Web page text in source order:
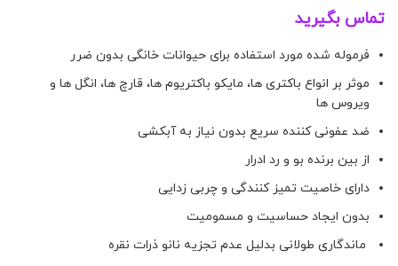
تماس بگیرید
فرموله شده مورد استفاده برای حیوانات خانگی بدون ضرر
موثر بر انواع باكترى ها، مایكو باكتریوم ها، قارچ ها، انگل ها و
ویروس ها
ضد عفونی کننده سریع بدون نیاز به آبکشی
از بین برنده بو و رد ادرار
دارای خاصیت تمیز کنندگی و چربی زدایی
بدون ایجاد حساسیت و مسمومیت
ماندگاری طولانی بدلیل عدم تجزیه نانو ذرات نقره